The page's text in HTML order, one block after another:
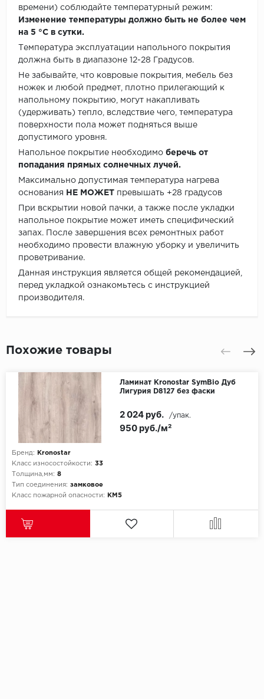
времени) соблюдайте температурный режим:
Изменение температуры должно быть не более чем
на 5 °C в сутки.
Температура эксплуатации напольного покрытия
должна быть в диапазоне 12-28 Градусов.
Не забывайте, что ковровые покрытия, мебель без
ножек и любой предмет, плотно прилегающий к
напольному покрытию, могут накапливать
(удерживать) тепло, вследствие чего, температура
поверхности пола может подняться выше
допустимого уровня.
Напольное покрытие необходимо беречь от
попадания прямых солнечных лучей.
Максимально допустимая температура нагрева
основания
НЕ МОЖЕТ превышать +28 градусов
При вскрытии новой пачки, а также после укладки
напольное покрытие может иметь специфический
запах. После завершения всех ремонтных работ
необходимо провести влажную уборку и увеличить
проветривание.
Данная инструкция является общей рекомендацией,
перед укладкой ознакомьтесь с инструкцией
производителя.
Похожие товары
Ламинат Kronostar SymBio Дуб
Лигурия D8127 без фаски
Бренд:
Kronostar
Класс износостойкости: 33
Толщина,мм: 8
Тип соединения: замковое
Класс пожарной опасности:
КМ5
950 руб./м²
2 024 руб. /упак.